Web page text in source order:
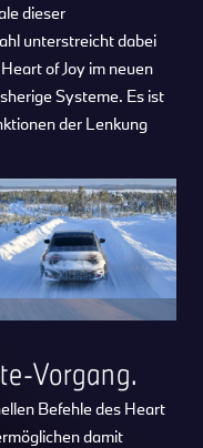
dieser
unterstreicht dabei
of Joy im neuen
Systeme. Es ist
der Lenkung
Vorgang.
Befehle des Heart
damit